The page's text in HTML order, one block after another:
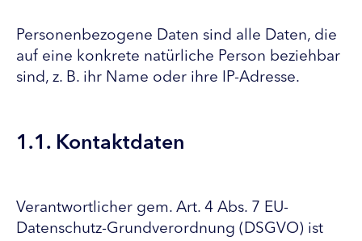
Personenbezogene Daten sind alle Daten, die
auf eine konkrete natürliche Person beziehbar
sind, z. B. ihr Name oder ihre IP-Adresse.
1.1. Kontaktdaten
Verantwortlicher gem. Art. 4 Abs. 7 EU-
Datenschutz-Grundverordnung (DSGVO) ist